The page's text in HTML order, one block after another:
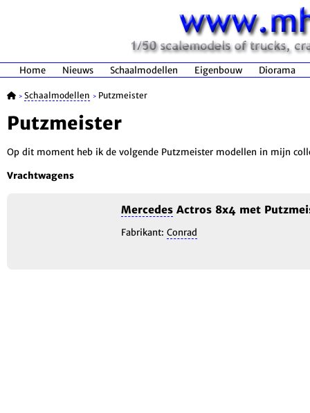
Home Nieuws Schaalmodellen Eigenbouw Diorama
> Schaalmodellen > Putzmeister
Putzmeister
Op dit moment heb ik de volgende Putzmeister modellen in mijn
Vrachtwagens
Mercedes Actros 8x4 met
Fabrikant: Conrad